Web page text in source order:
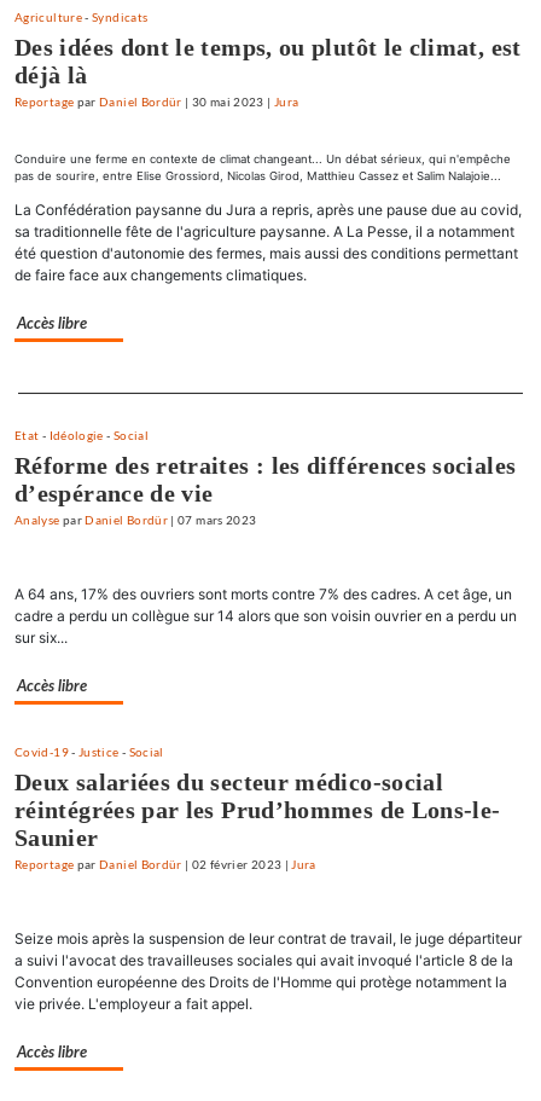
Agriculture-Syndicats
Des idées dont le temps, ou plutôt le climat, est
déjà là
Reportage par Daniel Bordür 30 mai 2023 Jura
Conduire une ferme en contexte de climat changeant... Un débat sérieux, qui n'empêche
pas de sourire, entre Elise Grossiord, Nicolas Girod, Matthieu Cassez et Salim Nalajoie...
La Confédération paysanne du Jura a repris, après une pause due au covid,
sa traditionnelle fête de l'agriculture paysanne. A La Pesse, il a notamment
été question d'autonomie des fermes, mais aussi des conditions permettant
de faire face aux changements climatiques.
Accès libre
Separateur
Etat - Idéologie - Social
Réforme des retraites : les différences sociales
d’espérance de vie
Analyse par Daniel Bordür |07 mars 2023
A 64 ans, 17% des ouvriers sont morts contre 7% des cadres. A cet âge, un
cadre a perdu un collègue sur 14 alors que son voisin ouvrier en a perdu un
sur six...
Accès libre
Covid-19- Justice - Social
Deux salariées du secteur médico-social
réintégrées par les Prud’hommes de Lons-le-
Saunier
Reportage par Daniel Bordür 02 février 2023 |Jura
Seize mois après la suspension de leur contrat de travail, le juge départiteur
a suivi l'avocat des travailleuses sociales qui avait invoqué l'article 8 de la
Convention européenne des Droits de l'Homme qui protège notamment la
vie privée. L'employeur a fait appel.
Accès libre